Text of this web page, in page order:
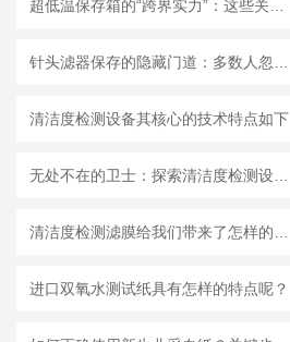
清洁度检测设备其核心的技术特点如下
进口双氧水测试纸具有怎样的特点呢？